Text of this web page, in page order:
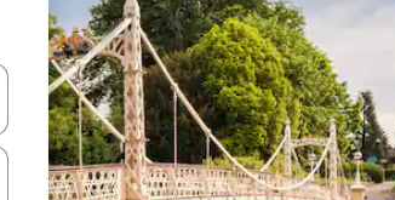
e shigjetave lart e poshtë ose eksploro duke